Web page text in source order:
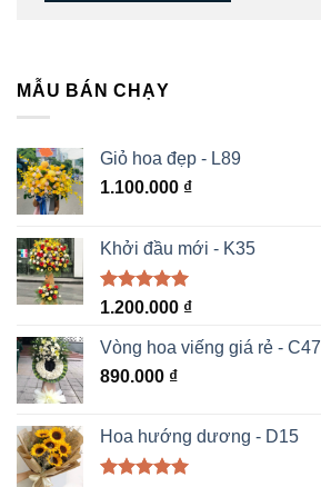
MẪU BÁN CHẠY
Giỏ hoa đẹp - L89
1.100.000 ₫
Khởi đầu mới - K35
Được xếp
5 sao
1.200.000 ₫
Vòng hoa viếng giá rẻ - C47
890.000 ₫
Hoa hướng dương - D15